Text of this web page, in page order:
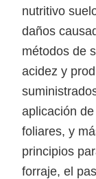
nutritivo
daños
métodos de
acidez y
aplicación
foliares, y
principios
forraje, el